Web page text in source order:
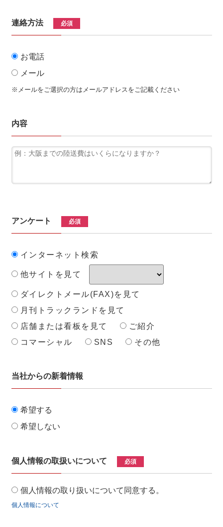
連絡方法 必須
お電話
メール
※メールをご選択の方はメールアドレスをご記載ください
内容
アンケート 必須
インターネット検索
他サイトを見て
ダイレクトメール(FAX)を見て
月刊トラックランドを見て
店舗または看板を見て
ご紹介
コマーシャル
SNS その他
当社からの新着情報
希望する
希望しない
個人情報の取扱いについて 必須
個人情報の取り扱いについて同意する。
個人情報について